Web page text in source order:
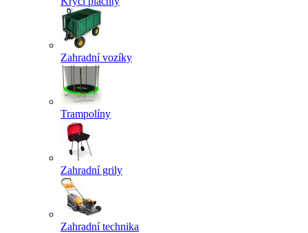
Zahradní vozíky
Trampolíny
Zahradní grily
Zahradní technika